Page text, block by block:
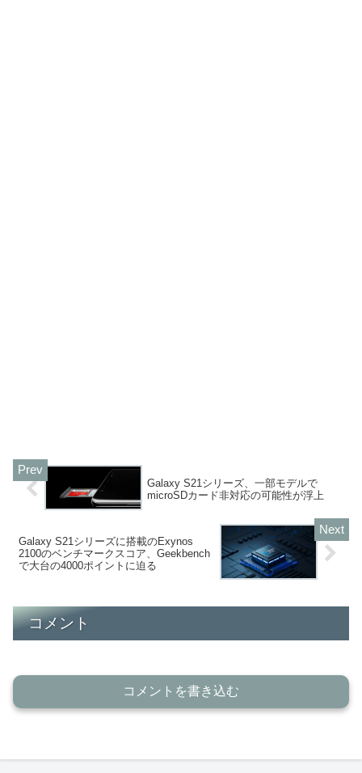
Galaxy S21シリーズ、一部モデルで
microSDカード非対応の可能性が浮上
Galaxy S21シリーズに搭載のExynos
2100のベンチマークスコア、Geekbench
で大台の4000ポイントに迫る
コメント
コメントを書き込む